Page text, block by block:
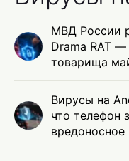
МВД России
Drama RAT
товарища
Вирусы на
что телефон